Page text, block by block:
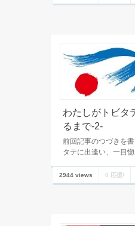
わたしがトビタ
るまで-2-
前回記事のつづきを
タテに出逢い、一目
2944 views 0 応援!